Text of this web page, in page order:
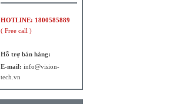
HOTLINE: 1800585889
( Free call )
Hỗ trợ bán hàng:
E-mail: info@vision-
tech.vn